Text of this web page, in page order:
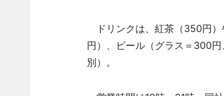
ドリンクは、紅茶（350円）
円）、ビール（グラス＝300
別）。